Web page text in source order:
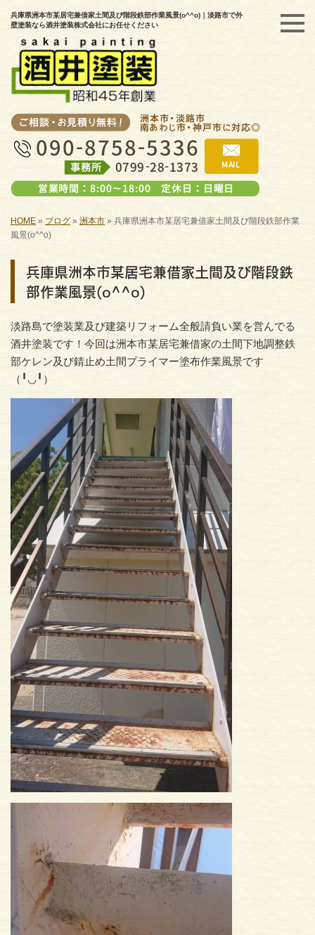
兵庫県洲本市某居宅兼借家土間及び階段鉄部作業風景(o^^o)｜淡路市で外
壁塗装なら酒井塗装株式会社にお任せください
HOME » ブログ» 洲本市 » 兵庫県洲本市某居宅兼借家土間及び階段鉄部作業
風景(o^^o)
兵庫県洲本市某居宅兼借家土間及び階段鉄
部作業風景(o^^o)
淡路島で塗装業及び建築リフォーム全般請負い業を営んでる
酒井塗装です！今回は洲本市某居宅兼借家の土間下地調整鉄
部ケレン及び錆止め土間プライマー塗布作業風景です
（╹◡╹）